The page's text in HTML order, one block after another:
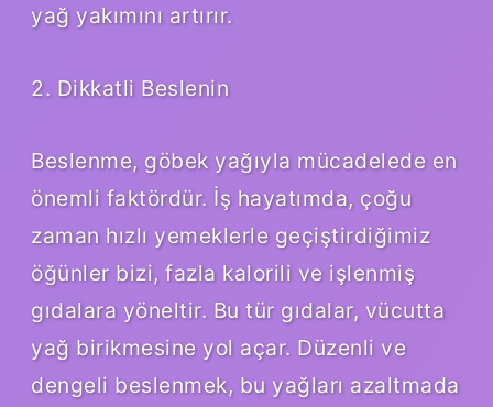
yağ yakımını artırır.
2. Dikkatli Beslenin
Beslenme, göbek yağıyla mücadelede en
önemli faktördür. İş hayatımda, çoğu
zaman hızlı yemeklerle geçiştirdiğimiz
öğünler bizi, fazla kalorili ve işlenmiş
gıdalara yöneltir. Bu tür gıdalar, vücutta
yağ birikmesine yol açar. Düzenli ve
dengeli beslenmek, bu yağları azaltmada